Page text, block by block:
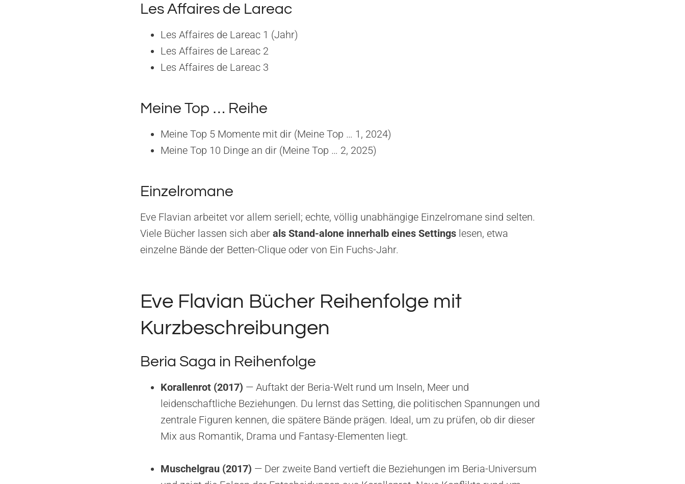
Les Affaires de Lareac
Les Affaires de Lareac 1 (Jahr)
Les Affaires de Lareac 2
Les Affaires de Lareac 3
Meine Top … Reihe
Meine Top 5 Momente mit dir (Meine Top … 1, 2024)
Meine Top 10 Dinge an dir (Meine Top … 2, 2025)
Einzelromane
Eve Flavian arbeitet vor allem seriell; echte, völlig unabhängige Einzelromane sind selten.
Viele Bücher lassen sich aber als Stand-alone innerhalb eines Settings lesen, etwa
einzelne Bände der Betten-Clique oder von Ein Fuchs-Jahr.
Eve Flavian Bücher Reihenfolge mit
Kurzbeschreibungen
Beria Saga in Reihenfolge
Korallenrot (2017) — Auftakt der Beria-Welt rund um Inseln, Meer und
leidenschaftliche Beziehungen. Du lernst das Setting, die politischen Spannungen und
zentrale Figuren kennen, die spätere Bände prägen. Ideal, um zu prüfen, ob dir dieser
Mix aus Romantik, Drama und Fantasy-Elementen liegt.
Muschelgrau (2017) — Der zweite Band vertieft die Beziehungen im Beria-Universum